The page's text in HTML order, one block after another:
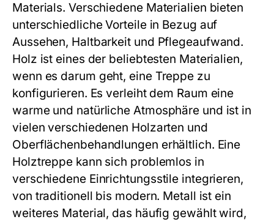
Materials. Verschiedene Materialien bieten
unterschiedliche Vorteile in Bezug auf
Aussehen, Haltbarkeit und Pflegeaufwand.
Holz ist eines der beliebtesten Materialien,
wenn es darum geht, eine Treppe zu
konfigurieren. Es verleiht dem Raum eine
warme und natürliche Atmosphäre und ist in
vielen verschiedenen Holzarten und
Oberflächenbehandlungen erhältlich. Eine
Holztreppe kann sich problemlos in
verschiedene Einrichtungsstile integrieren,
von traditionell bis modern. Metall ist ein
weiteres Material, das häufig gewählt wird,